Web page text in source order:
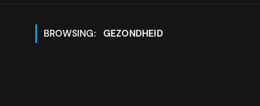
BROWSING: GEZONDHEID